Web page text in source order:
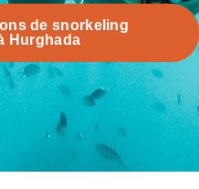
de snorkeling
Hurghada